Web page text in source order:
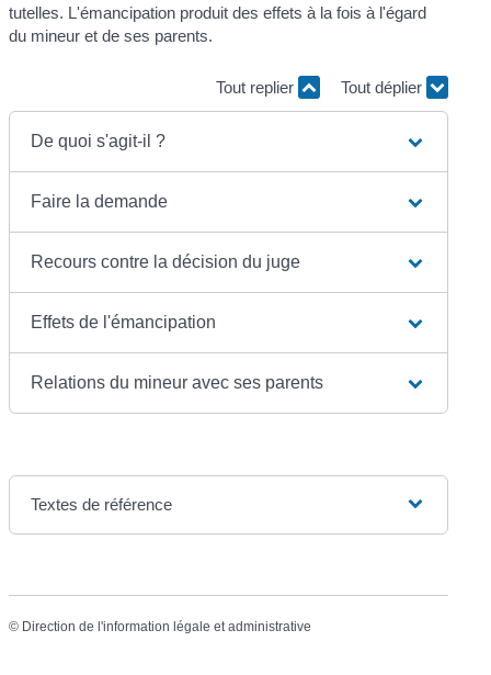
tutelles. L'émancipation produit des effets à la fois à l'égard
du mineur et de ses parents.
Tout replier Tout déplier
De quoi s'agit-il ?
Faire la demande
Recours contre la décision du juge
Effets de l'émancipation
Relations du mineur avec ses parents
Textes de référence
© Direction de l'information légale et administrative